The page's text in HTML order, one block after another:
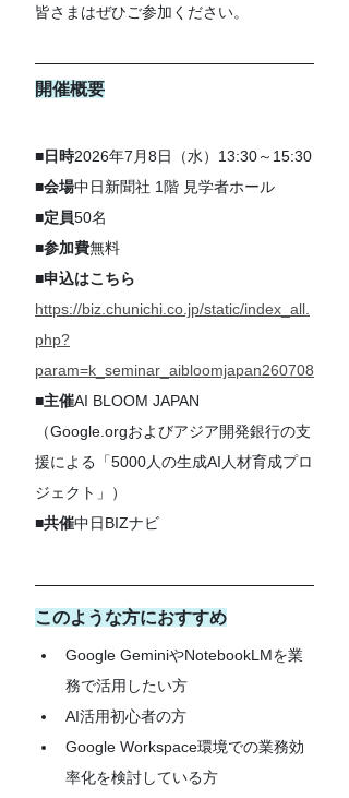
皆さまはぜひご参加ください。
開催概要
■日時2026年7月8日（水）13:30～15:30
■会場中日新聞社 1階 見学者ホール
■定員50名
■参加費無料
■申込はこちら
https://biz.chunichi.co.jp/static/index_all.
php?
param=k_seminar_aibloomjapan260708
■主催AI BLOOM JAPAN
（Google.orgおよびアジア開発銀行の支
援による「5000人の生成AI人材育成プロ
ジェクト」）
■共催中日BIZナビ
このような方におすすめ
Google GeminiやNotebookLMを業
務で活用したい方
AI活用初心者の方
Google Workspace環境での業務効
率化を検討している方